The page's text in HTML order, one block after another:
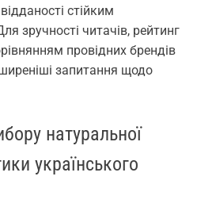
стійким
зручності читачів, рейтинг
провідних брендів
запитання щодо
натуральної
українського